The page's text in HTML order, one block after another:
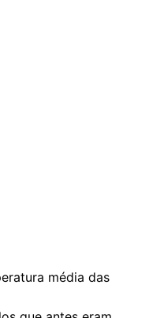
média das